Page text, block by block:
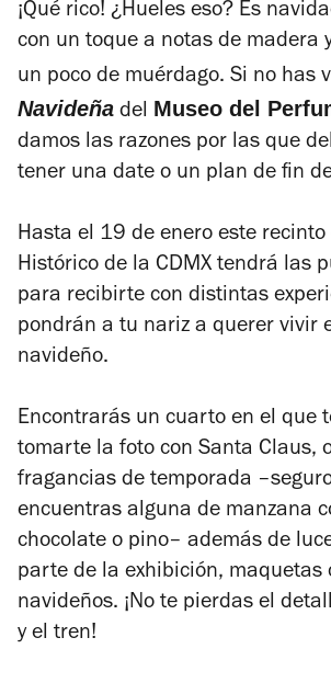
¡Qué rico! ¿Hueles eso? Es
con un toque a notas de madera
un poco de muérdago. Si no has
Navideña del Museo del
damos las razones por las que
tener una date o un plan de fin
Hasta el 19 de enero este recinto
Histórico de la CDMX tendrá las
para recibirte con distintas
pondrán a tu nariz a querer vivir
navideño.
Encontrarás un cuarto en el que
tomarte la foto con Santa Claus,
fragancias de temporada
encuentras alguna de manzana
chocolate o pino– además de
parte de la exhibición, maquetas
navideños. ¡No te pierdas el
y el tren!